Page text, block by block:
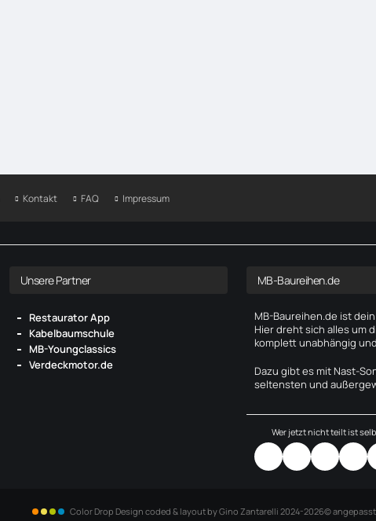
Kontakt FAQ Impressum
Unsere Partner
Restaurator App
Kabelbaumschule
MB-Youngclassics
Verdeckmotor.de
MB-Baureihen.de
MB-Baureihen.de ist
Hier dreht sich alles um
komplett unabhängig
Dazu gibt es mit Nast-
seltensten und
Wer jetzt nicht teilt ist
Color Drop Design coded & layout by Gino Zantarelli 2024-2026©